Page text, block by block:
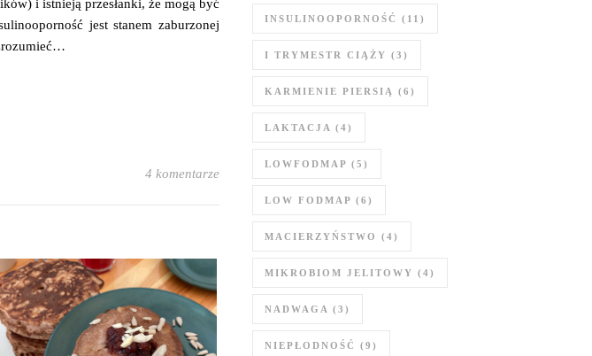
i istnieją przesłanki, że mogą być
jest stanem zaburzonej
4 komentarze
INSULINOOPORNOŚĆ (11)
I TRYMESTR CIĄŻY (3)
KARMIENIE PIERSIĄ (6)
LAKTACJA (4)
LOWFODMAP (5)
LOW FODMAP (6)
MACIERZYŃSTWO (4)
MIKROBIOM JELITOWY (4)
NADWAGA (3)
NIEPŁODNOŚĆ (9)